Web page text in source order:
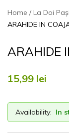
Home La Doi Pași
ARAHIDE IN
ARAHIDE
15,99 lei
Availability: In